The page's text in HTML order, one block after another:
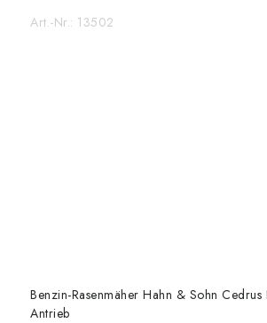
Art.-Nr.: 13502
Benzin-Rasenmäher Hahn & Sohn Cedrus
Antrieb